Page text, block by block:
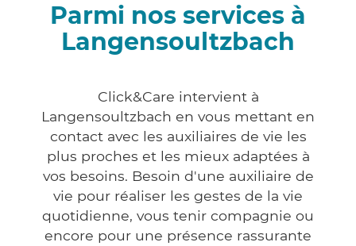
Parmi nos services à
Langensoultzbach
Click&Care intervient à
Langensoultzbach en vous mettant en
contact avec les auxiliaires de vie les
plus proches et les mieux adaptées à
vos besoins. Besoin d'une auxiliaire de
vie pour réaliser les gestes de la vie
quotidienne, vous tenir compagnie ou
encore pour une présence rassurante